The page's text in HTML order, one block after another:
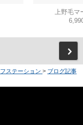
上野毛マ
ステーション > ブログ記事